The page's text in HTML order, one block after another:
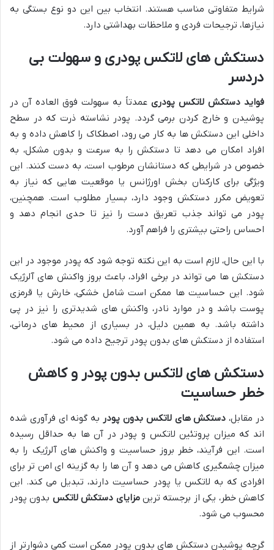
شرایط متفاوتی مناسب هستند. انتخاب بین این دو نوع بستگی به
نیازها، ترجیحات فردی و ملاحظات بهداشتی دارد.
دستکش های لاتکس پودری و سهولت بی
دردسر
فواید دستکش لاتکس پودری عمدتاً به سهولت فوق العاده آن در
پوشیدن و خارج کردن برمی گردد. پودر نشاسته ذرت که در سطح
داخلی این دستکش ها به کار می رود، اصطکاک را کاهش داده و به
افراد امکان می دهد تا دستکش را به سرعت و بدون مشکل، به
خصوص در شرایطی که دستانشان مرطوب است، به دست کنند. این
ویژگی برای کارکنان بخش اورژانس یا موقعیت هایی که نیاز به
تعویض مکرر دستکش وجود دارد، بسیار مطلوب است. همچنین،
پودر می تواند جذب تعریق دست را نیز تا حدی انجام دهد و
احساس راحتی بیشتری را فراهم آورد.
با این حال، لازم است به این نکته توجه شود که پودر موجود در این
دستکش ها می تواند در برخی افراد، باعث بروز واکنش های آلرژیک
شود. این حساسیت ها ممکن است شامل خشکی، خارش یا قرمزی
پوست باشد و در موارد نادر، واکنش های شدیدتری را نیز در پی
داشته باشد. به همین دلیل، در بسیاری از محیط های درمانی،
استفاده از دستکش های بدون پودر ترجیح داده می شود.
دستکش های لاتکس بدون پودر و کاهش
خطر حساسیت
در مقابل، دستکش های لاتکس بدون پودر به گونه ای فرآوری شده
اند که میزان پروتئین لاتکس و پودر در آن ها به حداقل رسیده
است. این فرآیند، خطر بروز حساسیت و واکنش های آلرژیک را به
میزان چشمگیری کاهش می دهد و آن ها را به گزینه ای امن تر برای
افرادی که به لاتکس یا پودر حساسیت دارند، تبدیل می کند. این
کاهش خطر، یکی از برجسته ترینمزایای دستکش لاتکس بدون پودر
محسوب می شود.
گرچه پوشیدن دستکش های بدون پودر ممکن است کمی دشوارتر از